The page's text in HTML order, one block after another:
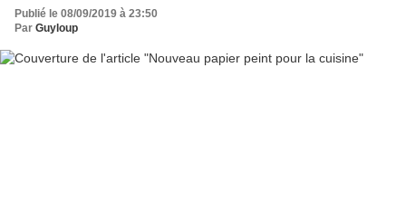
Publié le 08/09/2019 à 23:50
Par Guyloup